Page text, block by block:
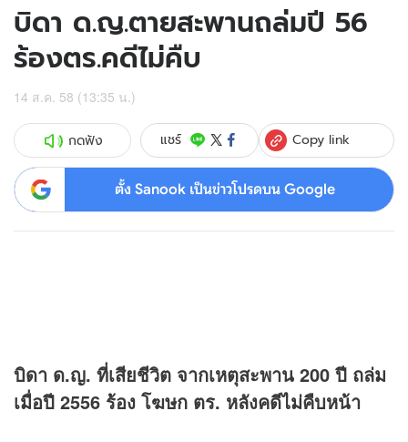
บิดา ด.ญ.ตายสะพานถล่มปี 56
ร้องตร.คดีไม่คืบ
14 ส.ค. 58 (13:35 น.)
กดฟัง แชร์ Copy link
ตั้ง Sanook เป็นข่าวโปรดบน Google
บิดา ด.ญ. ที่เสียชีวิต จากเหตุสะพาน 200 ปี ถล่ม
เมื่อปี 2556 ร้อง โฆษก ตร. หลังคดีไม่คืบหน้า